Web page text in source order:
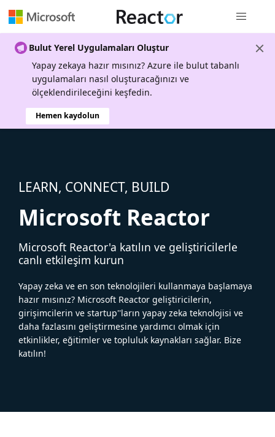
Bulut Yerel Uygulamaları Oluştur
Yapay zekaya hazır mısınız? Azure ile bulut tabanlı
uygulamaları nasıl oluşturacağınızı ve
ölçeklendirileceğini keşfedin.
Hemen kaydolun
LEARN, CONNECT, BUILD
Microsoft Reactor
Microsoft Reactor'a katılın ve geliştiricilerle
canlı etkileşim kurun
Yapay zeka ve en son teknolojileri kullanmaya başlamaya
hazır mısınız? Microsoft Reactor geliştiricilerin,
girişimcilerin ve startup''ların yapay zeka teknolojisi ve
daha fazlasını geliştirmesine yardımcı olmak için
etkinlikler, eğitimler ve topluluk kaynakları sağlar. Bize
katılın!